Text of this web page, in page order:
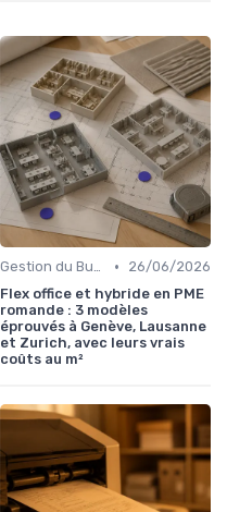
Gestion du Bureau •
26/06/2026
Flex office et hybride en PME
romande : 3 modèles
éprouvés à Genève, Lausanne
et Zurich, avec leurs vrais
coûts au m²